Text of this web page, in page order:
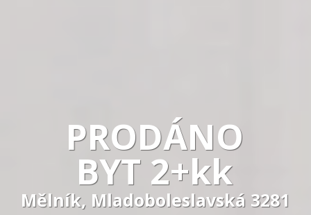
PRODÁNO
BYT 2+kk
Mělník, Mladoboleslavská 3281